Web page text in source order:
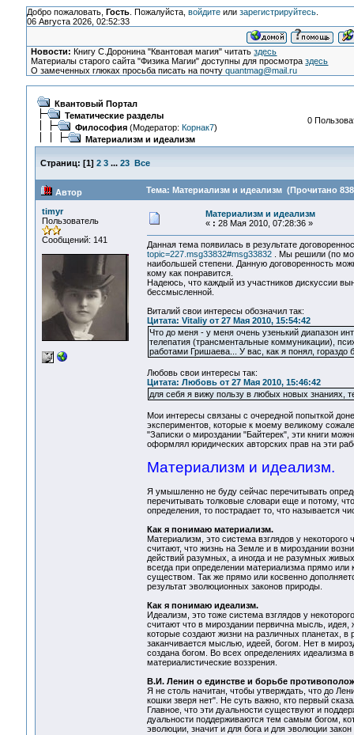
Добро пожаловать, Гость. Пожалуйста, войдитеили зарегистрируйтесь.
06 Августа 2026, 02:52:33
Новости: Книгу С.Доронина "Квантовая магия" читатьздесь
Материалы старого сайта "Физика Магии" доступны для просмотраздесь
О замеченных глюках просьба писать на почтуquantmag@mail.ru
Квантовый Портал
Тематические разделы
Философия(Модератор: Корнак7)
Материализм и идеализм
0
Страниц: [1] 2 3 ... 23 Все
Автор Тема: Материализм и идеализм (Прочитано
timyr
Пользователь
Сообщений: 141
Материализм и идеализм
« : 28 Мая 2010, 07:28:36 »
Данная тема появилась в результате
topic=227.msg33832#msg33832. Мы решили (по
наибольшей степени. Данную договоренность
кому как понравится.
Надеюсь, что каждый из участников дискуссии
бессмысленной.
Виталий свои интересы обозначил так:
Цитата: Vitaliy от 27 Мая 2010, 15:54:42
Что до меня - у меня очень узенький диапазон
телепатия (трансментальные коммуникации),
работами Гришаева... У вас, как я понял, гораздо
Любовь свои интересы так:
Цитата: Любовь от 27 Мая 2010, 15:46:42
для себя я вижу пользу в любых новых знаниях,
Мои интересы связаны с очередной попыткой
экспериментов, которые к моему великому
"Записки о мироздании "Байтерек", эти книги
оформлял юридических авторских прав на эти
Материализм и идеализм.
Я умышленно не буду сейчас перечитывать
перечитывать толковые словари еще и потому,
определения, то пострадает то, что называется
Как я понимаю материализм.
Материализм, это система взглядов у
считают, что жизнь на Земле и в мироздании
действий разумных, а иногда и не разумных
всегда при определении материализма прямо
существом. Так же прямо или косвенно
результат эволюционных законов природы.
Как я понимаю идеализм.
Идеализм, это тоже система взглядов у
считают что в мироздании первична мысль,
которые создают жизни на различных планетах,
заканчивается мыслью, идеей, богом. Нет в
создана богом. Во всех определениях идеализма
материалистические воззрения.
В.И. Ленин о единстве и борьбе
Я не столь начитан, чтобы утверждать, что до
кошки зверя нет". Не суть важно, кто первый
Главное, что эти дуальности существуют и
дуальности поддерживаются тем самым богом,
эволюции, значит и для бога и для эволюции